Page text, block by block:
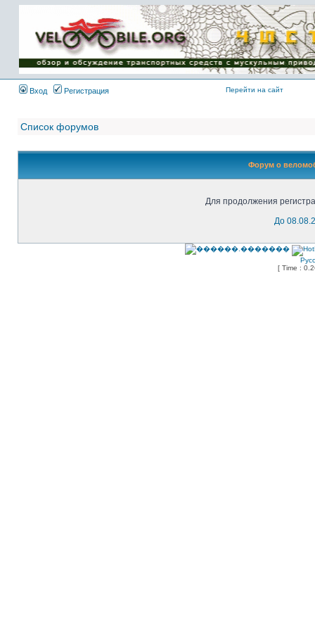
Имя пользователя:
Пароль:
{ LOG_ME_IN_SHORT
}
Вход
Регистрация Перейти на сайт
Список форумов
Форум о
Для продолжения
До
[ Time :